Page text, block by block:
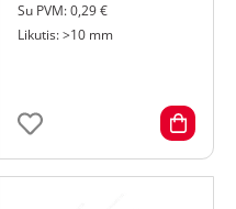
Su PVM: 0,29 €
Likutis: >10 mm